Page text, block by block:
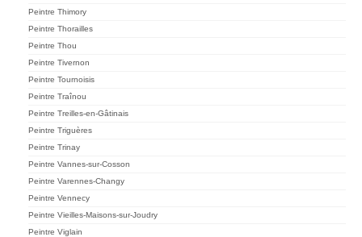
Peintre Thimory
Peintre Thorailles
Peintre Thou
Peintre Tivernon
Peintre Tournoisis
Peintre Traînou
Peintre Treilles-en-Gâtinais
Peintre Triguères
Peintre Trinay
Peintre Vannes-sur-Cosson
Peintre Varennes-Changy
Peintre Vennecy
Peintre Vieilles-Maisons-sur-Joudry
Peintre Viglain